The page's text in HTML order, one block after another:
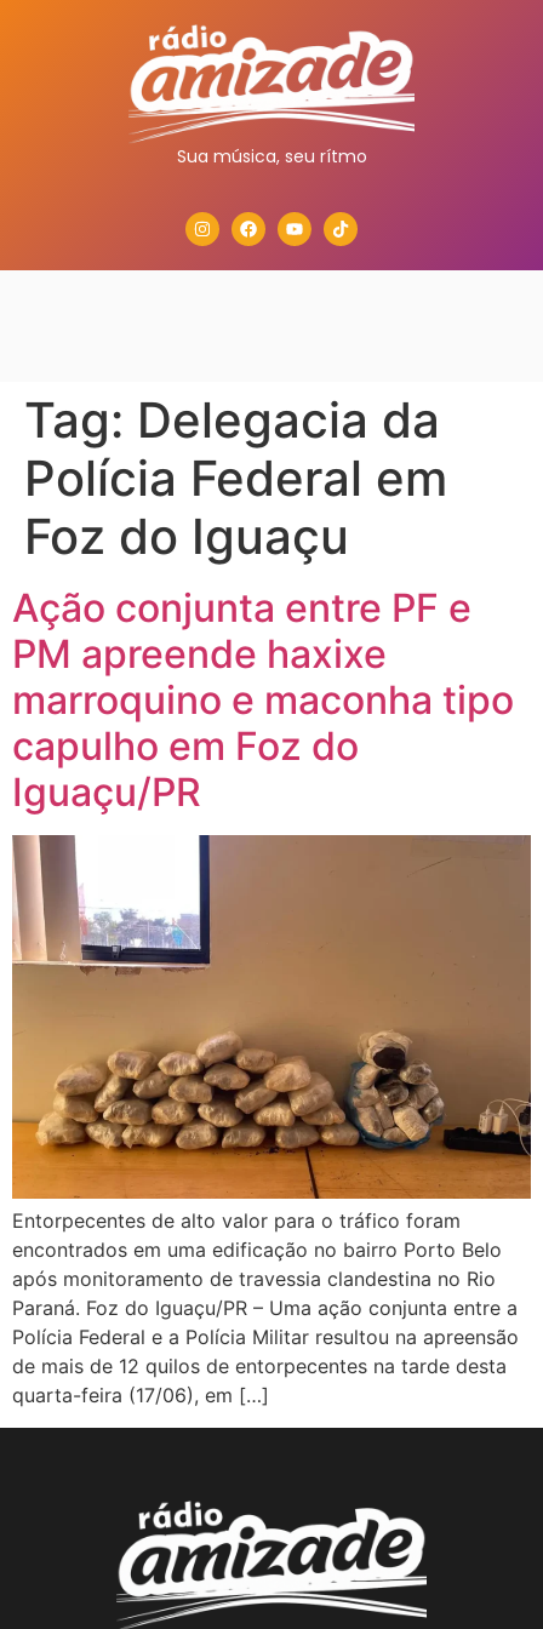
Sua música, seu rítmo
Tag: Delegacia da
Polícia Federal em
Foz do Iguaçu
Ação conjunta entre PF e
PM apreende haxixe
marroquino e maconha tipo
capulho em Foz do
Iguaçu/PR
Entorpecentes de alto valor para o tráfico foram
encontrados em uma edificação no bairro Porto Belo
após monitoramento de travessia clandestina no Rio
Paraná. Foz do Iguaçu/PR – Uma ação conjunta entre a
Polícia Federal e a Polícia Militar resultou na apreensão
de mais de 12 quilos de entorpecentes na tarde desta
quarta-feira (17/06), em […]